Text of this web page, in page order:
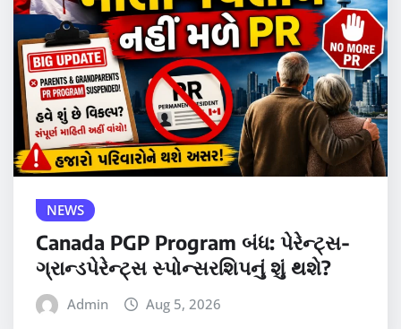
NEWS
Canada PGP Program બંધ: પેરેન્ટ્સ-
ગ્રાન્ડપેરેન્ટ્સ સ્પોન્સરશિપનું શું થશે?
Admin Aug 5, 2026